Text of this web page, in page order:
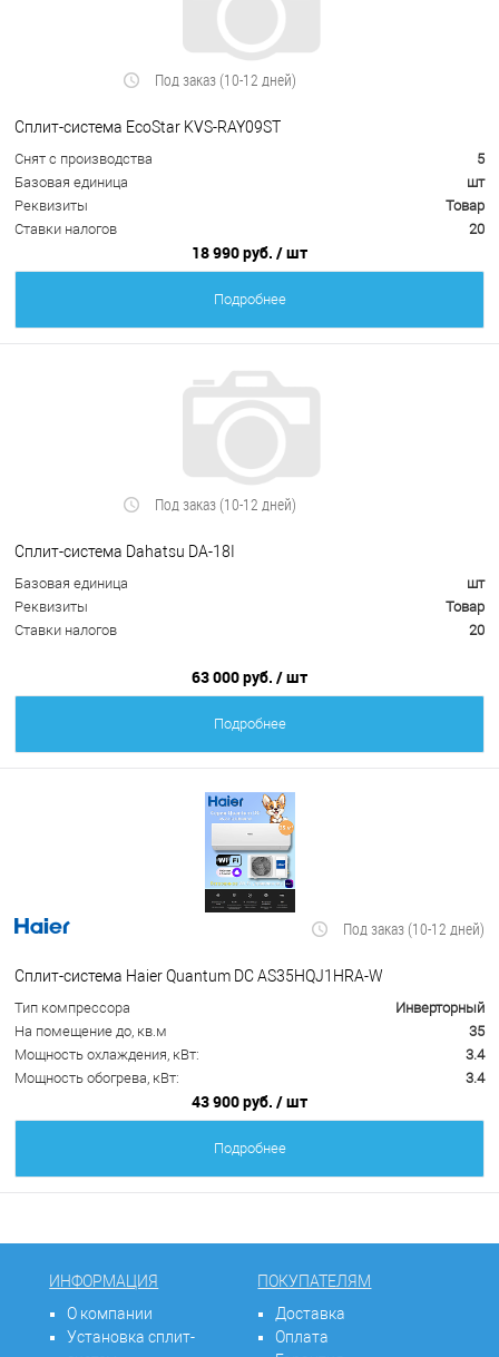
Под заказ (10-12 дней)
Сплит-система EcoStar KVS-RAY09ST
Снят с производства
5
Базовая единица
шт
Реквизиты
Товар
Ставки налогов
20
18 990 руб. / шт
Подробнее
Под заказ (10-12 дней)
Сплит-система Dahatsu DA-18I
Базовая единица
шт
Реквизиты
Товар
Ставки налогов
20
63 000 руб. / шт
Подробнее
Под заказ (10-12 дней)
Сплит-система Haier Quantum DC AS35HQJ1HRA-W
Тип компрессора
Инверторный
На помещение до, кв.м
35
Мощность охлаждения, кВт:
3.4
Мощность обогрева, кВт:
3.4
43 900 руб. / шт
Подробнее
ИНФОРМАЦИЯ
О компании
Установка сплит-
ПОКУПАТЕЛЯМ
Доставка
Оплата